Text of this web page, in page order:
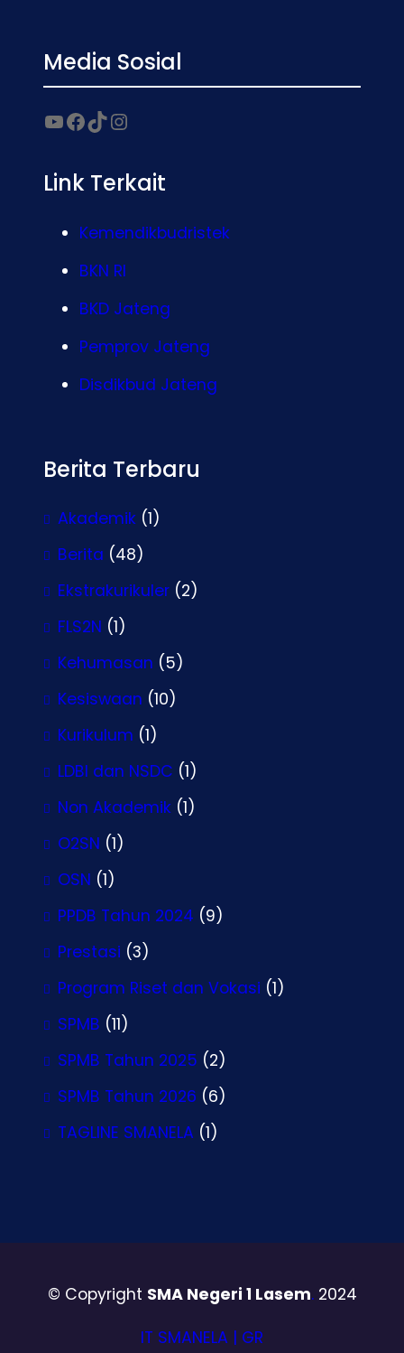
Media Sosial
Link Terkait
Kemendikbudristek
BKN RI
BKD Jateng
Pemprov Jateng
Disdikbud Jateng
Berita Terbaru
Akademik (1)
Berita (48)
Ekstrakurikuler (2)
FLS2N (1)
Kehumasan (5)
Kesiswaan (10)
Kurikulum (1)
LDBI dan NSDC (1)
Non Akademik (1)
O2SN (1)
OSN (1)
PPDB Tahun 2024 (9)
Prestasi (3)
Program Riset dan Vokasi (1)
SPMB (11)
SPMB Tahun 2025 (2)
SPMB Tahun 2026 (6)
TAGLINE SMANELA (1)
© Copyright SMA Negeri 1 Lasem.2024
IT SMANELA | GR